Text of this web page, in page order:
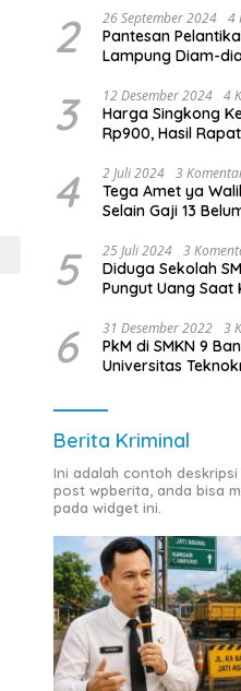
2 26 September 2024 4
Pantesan
Lampung Diam-
3 12 Desember 2024 4
Harga Singkong
Rp900, Hasil
Lampung
4 2 Juli 2024 3
Tega Amet ya
Selain Gaji 13
Dibayar
5 25 Juli 2024 3
Diduga Sekolah
Pungut Uang Saat
6 31 Desember 2022 3
PkM di SMKN 9
Universitas
Berita Kriminal
Ini adalah contoh
post wpberita, anda bisa
pada widget ini.